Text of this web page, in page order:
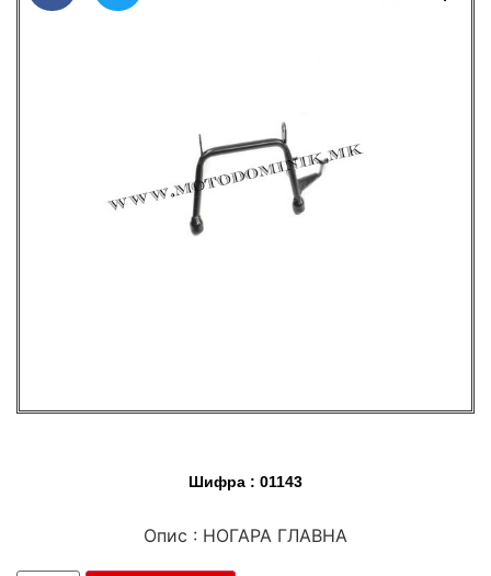
Шифра : 01143
Опис : НОГАРА ГЛАВНА